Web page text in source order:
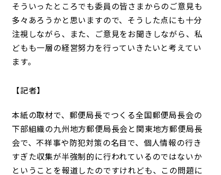
そういったところでも委員の皆さまからのご意見も
多々あろうかと思いますので、そうした点にも十分
注視しながら、また、ご意見をお聞きしながら、私
どもも一層の経営努力を行っていきたいと考えてい
ます。
記者
本紙の取材で、郵便局長でつくる全国郵便局長会の
下部組織の九州地方郵便局長会と関東地方郵便局長
会で、不祥事や防犯対策の名目で、個人情報の行き
すぎた収集が半強制的に行われているのではないか
ということを報道したのですけれども、この問題に